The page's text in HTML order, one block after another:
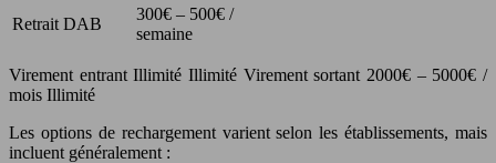
Retrait DAB
300€ – 500€ /
semaine
Virement entrant Illimité Illimité Virement sortant 2000€ – 5000€ /
mois Illimité
Les options de rechargement varient selon les établissements, mais
incluent généralement :